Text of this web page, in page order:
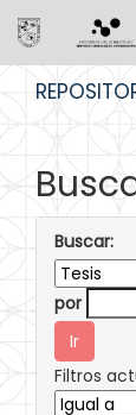
Buscar:
por
Filtros